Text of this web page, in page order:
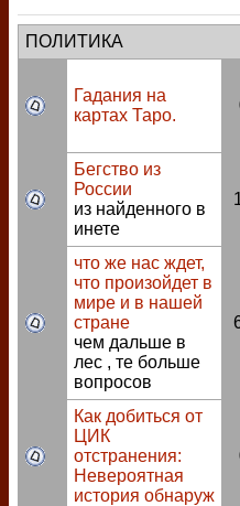
ПОЛИТИКА
Гадания на
картах Таро.
Бегство из
России
из найденного в
инете
что же нас ждет,
что произойдет в
мире и в нашей
стране
чем дальше в
лес , те больше
вопросов
Как добиться от
ЦИК
отстранения:
Невероятная
история обнаруж